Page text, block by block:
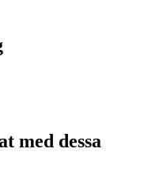
med dessa